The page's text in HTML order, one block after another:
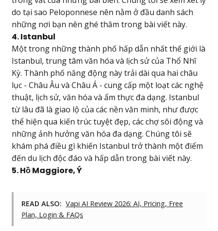
do tại sao Peloponnese nên nằm ở đầu danh sách
những nơi bạn nên ghé thăm trong bài viết này.
4. Istanbul
Một trong những thành phố hấp dẫn nhất thế giới là
Istanbul, trung tâm văn hóa và lịch sử của Thổ Nhĩ
Kỳ. Thành phố năng động này trải dài qua hai châu
lục - Châu Âu và Châu Á - cung cấp một loạt các nghệ
thuật, lịch sử, văn hóa và ẩm thực đa dạng. Istanbul
từ lâu đã là giao lộ của các nền văn minh, như được
thể hiện qua kiến trúc tuyệt đẹp, các chợ sôi động và
những ảnh hưởng văn hóa đa dạng. Chúng tôi sẽ
khám phá điều gì khiến Istanbul trở thành một điểm
đến du lịch độc đáo và hấp dẫn trong bài viết này.
5. Hồ Maggiore, Ý
READ ALSO: Vapi AI Review 2026: AI, Pricing, Free
Plan, Login & FAQs